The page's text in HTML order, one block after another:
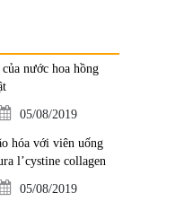
nước hoa hồng
05/08/2019
hóa với viên uống
l’cystine collagen
05/08/2019